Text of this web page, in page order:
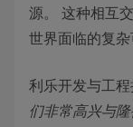
源。 这种相互
世界面临的复杂
利乐开发与工
们非常高兴与